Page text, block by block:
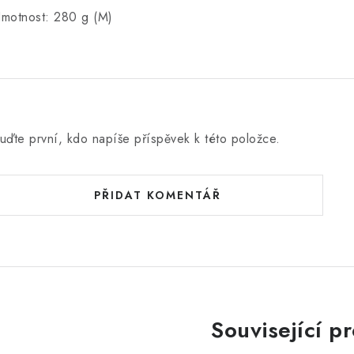
280 g (M)
první, kdo napíše příspěvek k této položce.
PŘIDAT KOMENTÁŘ
Související